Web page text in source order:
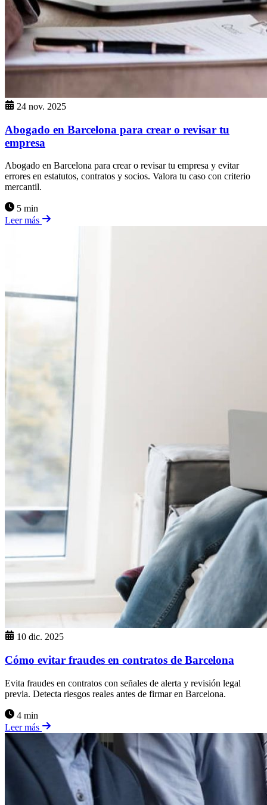
24 nov. 2025
Abogado en Barcelona para crear o revisar tu
empresa
Abogado en Barcelona para crear o revisar tu empresa y evitar
errores en estatutos, contratos y socios. Valora tu caso con criterio
mercantil.
5 min
Leer más
10 dic. 2025
Cómo evitar fraudes en contratos de Barcelona
Evita fraudes en contratos con señales de alerta y revisión legal
previa. Detecta riesgos reales antes de firmar en Barcelona.
4 min
Leer más